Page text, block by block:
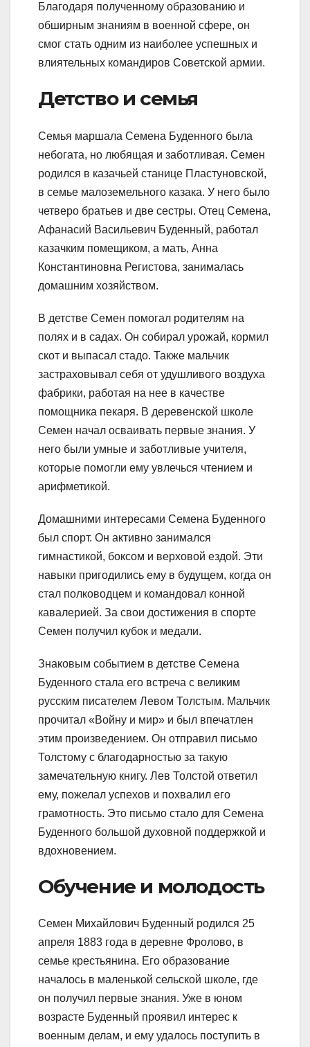
Благодаря полученному образованию и
обширным знаниям в военной сфере, он
смог стать одним из наиболее успешных и
влиятельных командиров Советской армии.
Детство и семья
Семья маршала Семена Буденного была
небогата, но любящая и заботливая. Семен
родился в казачьей станице Пластуновской,
в семье малоземельного казака. У него было
четверо братьев и две сестры. Отец Семена,
Афанасий Васильевич Буденный, работал
казачким помещиком, а мать, Анна
Константиновна Регистова, занималась
домашним хозяйством.
В детстве Семен помогал родителям на
полях и в садах. Он собирал урожай, кормил
скот и выпасал стадо. Также мальчик
застраховывал себя от удушливого воздуха
фабрики, работая на нее в качестве
помощника пекаря. В деревенской школе
Семен начал осваивать первые знания. У
него были умные и заботливые учителя,
которые помогли ему увлечься чтением и
арифметикой.
Домашними интересами Семена Буденного
был спорт. Он активно занимался
гимнастикой, боксом и верховой ездой. Эти
навыки пригодились ему в будущем, когда он
стал полководцем и командовал конной
кавалерией. За свои достижения в спорте
Семен получил кубок и медали.
Знаковым событием в детстве Семена
Буденного стала его встреча с великим
русским писателем Левом Толстым. Мальчик
прочитал «Войну и мир» и был впечатлен
этим произведением. Он отправил письмо
Толстому с благодарностью за такую
замечательную книгу. Лев Толстой ответил
ему, пожелал успехов и похвалил его
грамотность. Это письмо стало для Семена
Буденного большой духовной поддержкой и
вдохновением.
Обучение и молодость
Семен Михайлович Буденный родился 25
апреля 1883 года в деревне Фролово, в
семье крестьянина. Его образование
началось в маленькой сельской школе, где
он получил первые знания. Уже в юном
возрасте Буденный проявил интерес к
военным делам, и ему удалось поступить в